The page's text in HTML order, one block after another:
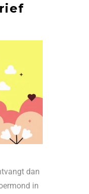
dan
in